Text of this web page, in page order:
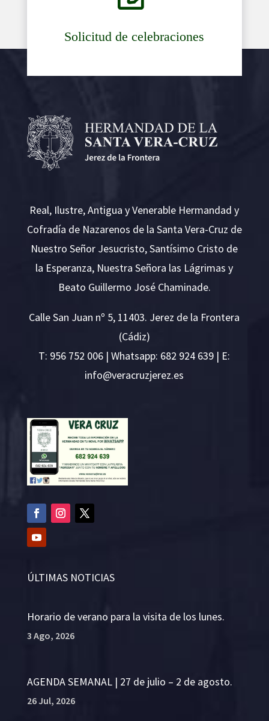
Solicitud de celebraciones
Real, Ilustre, Antigua y Venerable Hermandad y
Cofradía de Nazarenos de la Santa Vera-Cruz de
Nuestro Señor Jesucristo, Santísimo Cristo de
la Esperanza, Nuestra Señora las Lágrimas y
Beato Guillermo José Chaminade.
Calle San Juan nº 5, 11403. Jerez de la Frontera
(Cádiz)
T: 956 752 006 | Whatsapp: 682 924 639 | E:
se.ze
rejzu
rcare
v@ofn
i
ÚLTIMAS NOTICIAS
Horario de verano para la visita de los lunes.
3 Ago, 2026
AGENDA SEMANAL | 27 de julio – 2 de agosto.
26 Jul, 2026